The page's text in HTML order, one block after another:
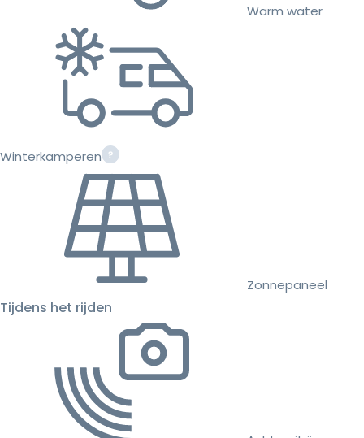
Warm water
Winterkamperen
Zonnepaneel
Tijdens het rijden